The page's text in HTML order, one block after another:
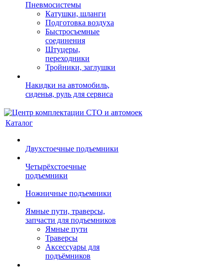
Пневмосистемы
Катушки, шланги
Подготовка воздуха
Быстросъемные
соединения
Штуцеры,
переходники
Тройники, заглушки
Накидки на автомобиль,
сиденья, руль для сервиса
Каталог
Двухстоечные подъемники
Четырёхстоечные
подъемники
Ножничные подъемники
Ямные пути, траверсы,
запчасти для подъемников
Ямные пути
Траверсы
Аксессуары для
подъёмников